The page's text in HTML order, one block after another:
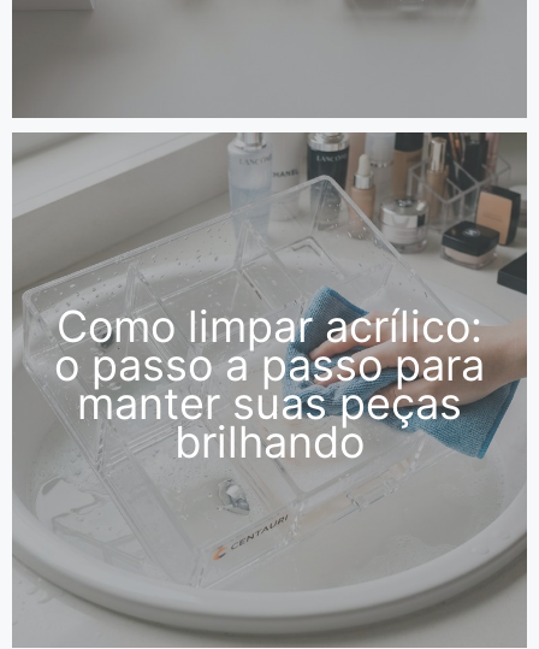
Como limpar acrílico:
o passo a passo para
manter suas peças
brilhando